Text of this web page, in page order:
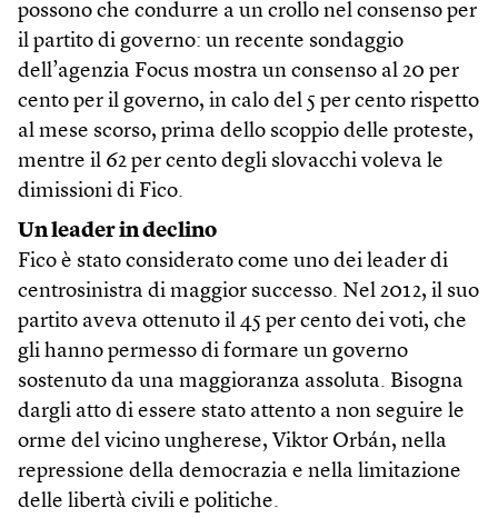
possono che condurre a un crollo nel consenso per
il partito di governo: un recente sondaggio
dell’agenzia Focus mostra un consenso al 20 per
cento per il governo, in calo del 5 per cento rispetto
al mese scorso, prima dello scoppio delle proteste,
mentre il 62 per cento degli slovacchi voleva le
dimissioni di Fico.
Un leader in declino
Fico è stato considerato come uno dei leader di
centrosinistra di maggior successo. Nel 2012, il suo
partito aveva ottenuto il 45 per cento dei voti, che
gli hanno permesso di formare un governo
sostenuto da una maggioranza assoluta. Bisogna
dargli atto di essere stato attento a non seguire le
orme del vicino ungherese, Viktor Orbán, nella
repressione della democrazia e nella limitazione
delle libertà civili e politiche.